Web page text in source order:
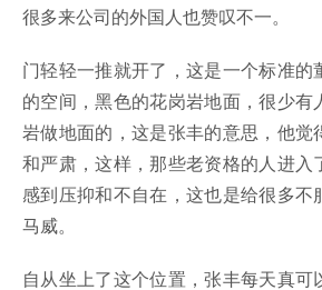
很多来公司的外国人也赞叹不一。
门轻轻一推就开了，这是一个标准的
的空间，黑色的花岗岩地面，很少有
岩做地面的，这是张丰的意思，他觉
和严肃，这样，那些老资格的人进入
感到压抑和不自在，这也是给很多不
马威。
自从坐上了这个位置，张丰每天真可